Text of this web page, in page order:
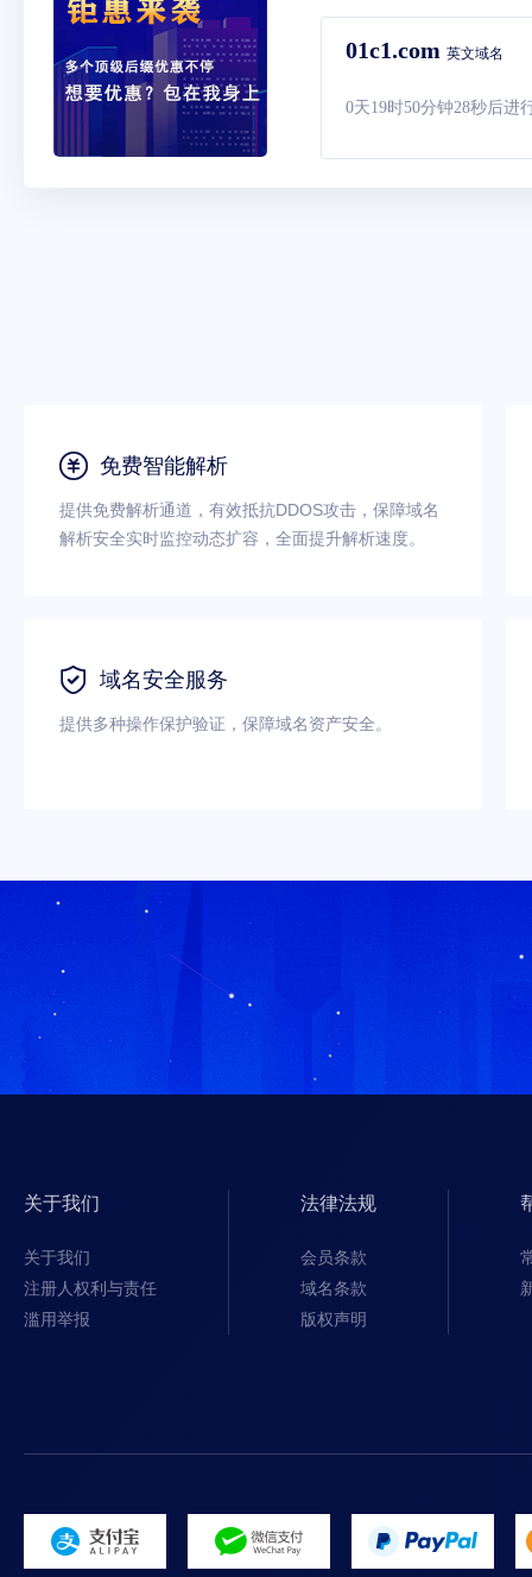
01c1.com 英文域名
0天19时50分钟28秒后进
 免费智能解析
提供免费解析通道，有效抵抗DDOS攻击，保障域名
解析安全实时监控动态扩容，全面提升解析速度。
 域名安全服务
提供多种操作保护验证，保障域名资产安全。
关于我们
关于我们
注册人权利与责任
滥用举报
法律法规
会员条款
域名条款
版权声明